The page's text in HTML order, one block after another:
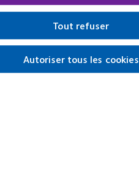
qui y sont liés.
Tout refuser
Autoriser tous les cookies